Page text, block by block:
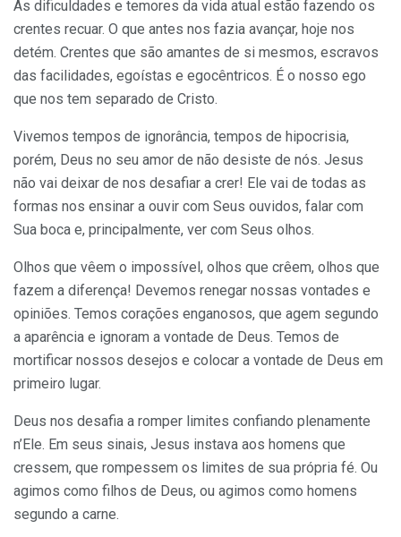
As dificuldades e temores da vida atual estão fazendo os
crentes recuar. O que antes nos fazia avançar, hoje nos
detém. Crentes que são amantes de si mesmos, escravos
das facilidades, egoístas e egocêntricos. É o nosso ego
que nos tem separado de Cristo.
Vivemos tempos de ignorância, tempos de hipocrisia,
porém, Deus no seu amor de não desiste de nós. Jesus
não vai deixar de nos desafiar a crer! Ele vai de todas as
formas nos ensinar a ouvir com Seus ouvidos, falar com
Sua boca e, principalmente, ver com Seus olhos.
Olhos que vêem o impossível, olhos que crêem, olhos que
fazem a diferença! Devemos renegar nossas vontades e
opiniões. Temos corações enganosos, que agem segundo
a aparência e ignoram a vontade de Deus. Temos de
mortificar nossos desejos e colocar a vontade de Deus em
primeiro lugar.
Deus nos desafia a romper limites confiando plenamente
n’Ele. Em seus sinais, Jesus instava aos homens que
cressem, que rompessem os limites de sua própria fé. Ou
agimos como filhos de Deus, ou agimos como homens
segundo a carne.